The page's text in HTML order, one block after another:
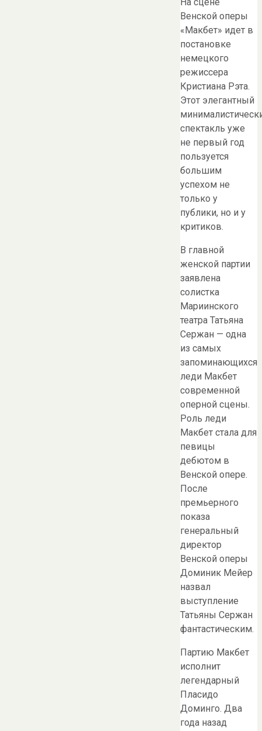
Венской оперы
«Макбет» идет в
постановке
немецкого
режиссера
Кристиана Рэта.
Этот элегантный
спектакль уже
не первый год
пользуется
большим
успехом не
только у
публики, но и у
критиков.
В главной
женской партии
заявлена
солистка
Мариинского
театра Татьяна
Сержан — одна
из самых
запоминающихся
леди Макбет
современной
оперной сцены.
Роль леди
Макбет стала для
певицы
дебютом в
Венской опере.
После
премьерного
показа
генеральный
директор
Венской оперы
Доминик Мейер
назвал
выступление
Татьяны Сержан
фантастическим.
Партию Макбет
исполнит
легендарный
Пласидо
Доминго. Два
года назад